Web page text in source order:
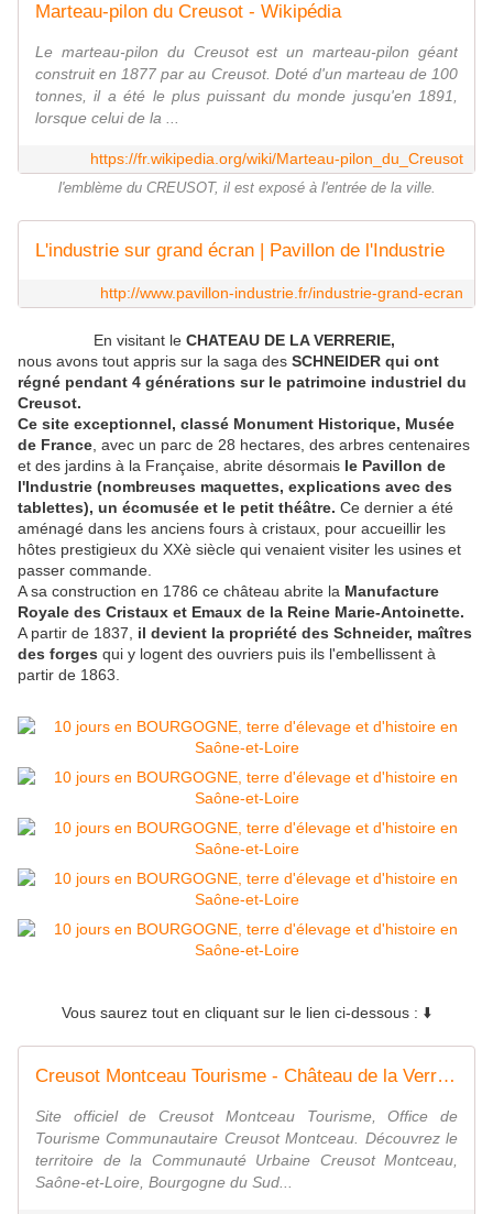
Marteau-pilon du Creusot - Wikipédia
Le marteau-pilon du Creusot est un marteau-pilon géant
construit en 1877 par au Creusot. Doté d'un marteau de 100
tonnes, il a été le plus puissant du monde jusqu'en 1891,
lorsque celui de la ...
https://fr.wikipedia.org/wiki/Marteau-pilon_du_Creusot
l'emblème du CREUSOT, il est exposé à l'entrée de la ville.
L'industrie sur grand écran | Pavillon de l'Industrie
http://www.pavillon-industrie.fr/industrie-grand-ecran
En visitant le CHATEAU DE LA VERRERIE,
nous avons tout appris sur la saga des SCHNEIDER qui ont
régné pendant 4 générations sur le patrimoine industriel du
Creusot.
Ce site exceptionnel, classé Monument Historique, Musée
de France , avec un parc de 28 hectares, des arbres centenaires
et des jardins à la Française, abrite désormais le Pavillon de
l'Industrie (nombreuses maquettes, explications avec des
tablettes), un écomusée et le petit théâtre. Ce dernier a été
aménagé dans les anciens fours à cristaux, pour accueillir les
hôtes prestigieux du XXè siècle qui venaient visiter les usines et
passer commande.
A sa construction en 1786 ce château abrite la Manufacture
Royale des Cristaux et Emaux de la Reine Marie-Antoinette.
A partir de 1837, il devient la propriété des Schneider, maîtres
des forges qui y logent des ouvriers puis ils l'embellissent à
partir de 1863.
Vous saurez tout en cliquant sur le lien ci-dessous : ⬇️
Creusot Montceau Tourisme - Château de la Verrerie
Site officiel de Creusot Montceau Tourisme, Office de
Tourisme Communautaire Creusot Montceau. Découvrez le
territoire de la Communauté Urbaine Creusot Montceau,
Saône-et-Loire, Bourgogne du Sud...